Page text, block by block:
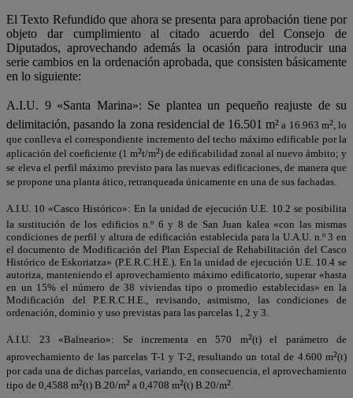
El Texto Refundido que ahora se presenta para aprobación tiene por
objeto dar cumplimiento al citado acuerdo del Consejo de
Diputados, aprovechando además la ocasión para introducir una
serie cambios en la ordenación aprobada, que consisten básicamente
en lo siguiente:
A.I.U. 9 «Santa Marina»: Se plantea un pequeño reajuste de su
delimitación, pasando la zona residencial de 16.501 m² a 16.963 m², lo
que conlleva el correspondiente incremento del techo máximo edificable por la
aplicación del coeficiente (1 m²t/m²) de edificabilidad zonal al nuevo ámbito; y
se eleva el perfil máximo previsto para las nuevas edificaciones, de manera que
se propone una planta ático, retranqueada únicamente en una de sus fachadas.
A.I.U. 10 «Casco Histórico»: En la unidad de ejecución U.E. 10.2 se posibilita
la sustitución de los edificios n.º 6 y 8 de San Juan kalea «con las mismas
condiciones de perfil y altura de edificación establecida para la U.A.U. n.º 3 en
el documento de Modificación del Plan Especial de Rehabilitación del Casco
Histórico de Eskoriatza» (P.E.R.C.H.E.). En la unidad de ejecución U.E. 10.4 se
autoriza, manteniendo el aprovechamiento máximo edificatorio, superar «hasta
en un 15% el número de 38 viviendas tipo o promedio establecidas» en la
Modificación del P.E.R.C.H.E., revisando, asimismo, las condiciones de
ordenación, dominio y uso previstas para las parcelas 1, 2 y 3.
A.I.U. 23 «Balneario»: Se incrementa en 570 m²(t) el parámetro de
aprovechamiento de las parcelas T-1 y T-2, resultando un total de 4.600 m²(t)
por cada una de dichas parcelas, variando, en consecuencia, el aprovechamiento
tipo de 0,4588 m²(t) B.20/m² a 0,4708 m²(t) B.20/m²